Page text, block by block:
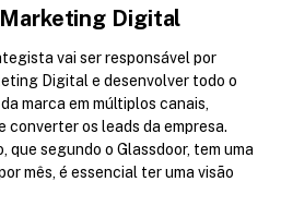
Digital
vai ser responsável por
marca em múltiplos canais,
converter os leads da empresa.
que segundo o Glassdoor, tem uma
mês, é essencial ter uma visão